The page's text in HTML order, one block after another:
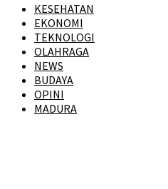
KESEHATAN
EKONOMI
TEKNOLOGI
OLAHRAGA
NEWS
BUDAYA
OPINI
MADURA